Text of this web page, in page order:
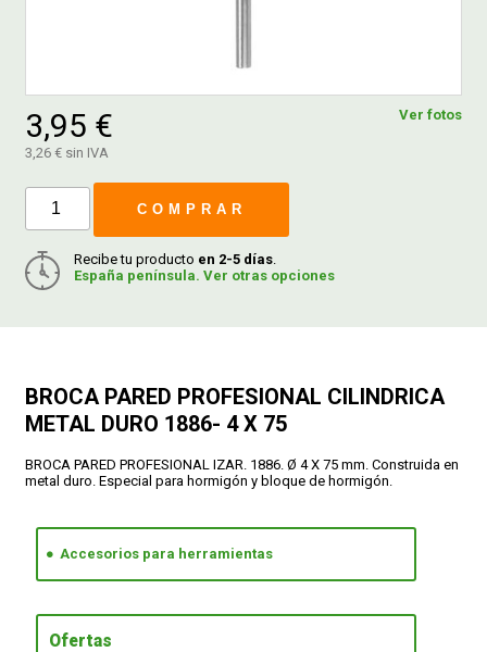
Ver fotos
3,95 €
3,26 € sin IVA
COMPRAR
Recibe tu producto en 2-5 días.
España península. Ver otras opciones
BROCA PARED PROFESIONAL CILINDRICA
METAL DURO 1886- 4 X 75
BROCA PARED PROFESIONAL IZAR. 1886. Ø 4 X 75 mm. Construida en
metal duro. Especial para hormigón y bloque de hormigón.
Accesorios para herramientas
Ofertas
CATÁLOGOS
DEVOLUCIONES
FORMAS DE PAGO
CONDICIONES